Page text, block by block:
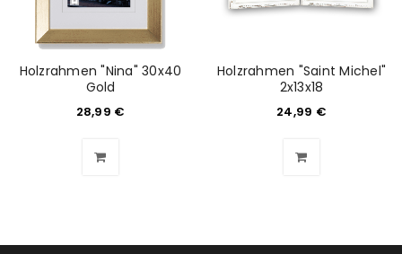
ANMELDEN
Holzrahmen "Nina" 30x40
Gold
28,99 €
Holzrahmen "Saint Michel"
2x13x18
24,99 €